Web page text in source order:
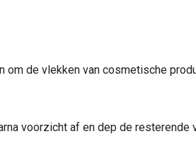
om de vlekken van cosmetische
voorzicht af en dep de resterende